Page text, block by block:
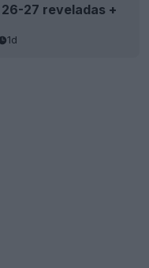
27 reveladas +
1d